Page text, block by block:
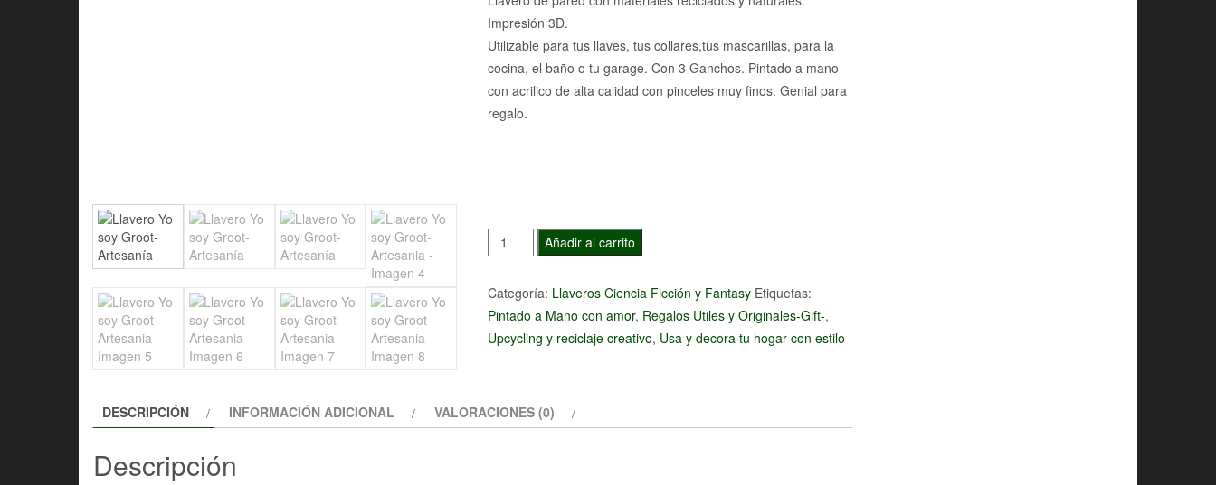
Impresión 3D.
Utilizable para tus llaves, tus collares,tus mascarillas, para la
cocina, el baño o tu garage. Con 3 Ganchos. Pintado a mano
con acrilico de alta calidad con pinceles muy finos. Genial para
regalo.
Llavero
Yo
soy
Groot-
Artesania
cantidad
Añadir al carrito
Categoría: Llaveros Ciencia Ficción y Fantasy Etiquetas:
Pintado a Mano con amor, Regalos Utiles y Originales-Gift-,
Upcycling y reciclaje creativo, Usa y decora tu hogar con estilo
DESCRIPCIÓN INFORMACIÓN ADICIONAL VALORACIONES (0)
Descripción